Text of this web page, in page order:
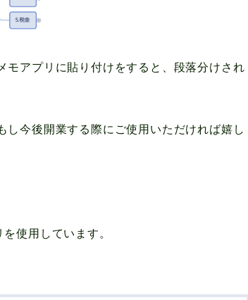
モアプリに貼り付けをすると、段落分けされ
今後開業する際にご使用いただければ嬉し
使用しています。